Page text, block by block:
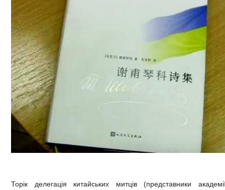
Торік делегація китайських митців (представники